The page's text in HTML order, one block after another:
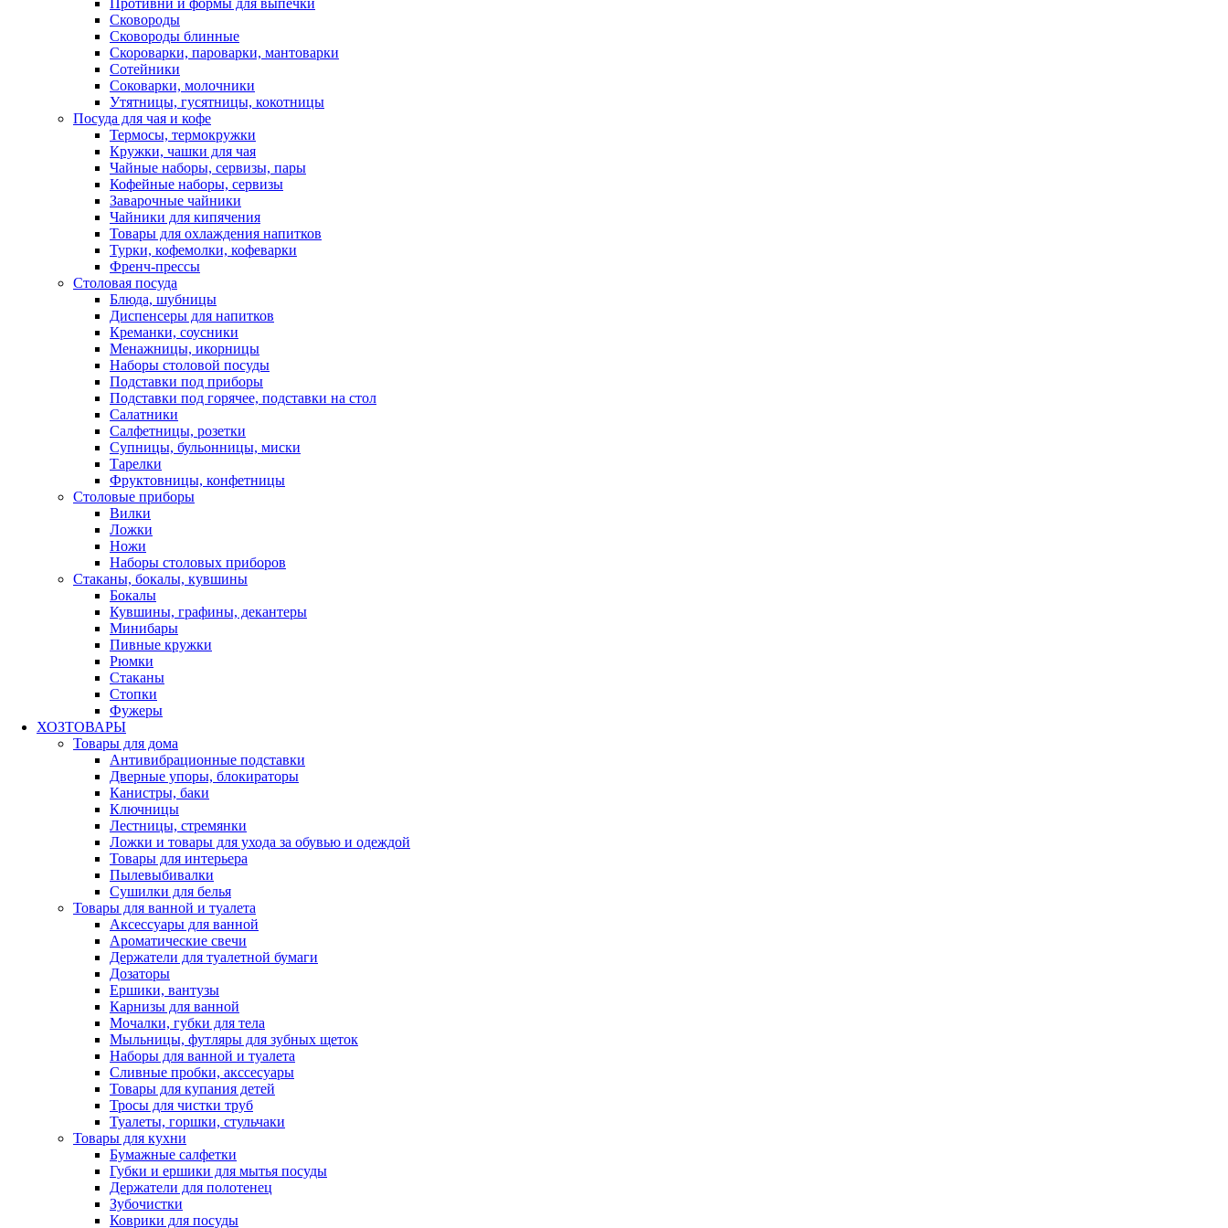
Противни и формы для выпечки
Сковороды
Сковороды блинные
Скороварки, пароварки, мантоварки
Сотейники
Соковарки, молочники
Утятницы, гусятницы, кокотницы
Посуда для чая и кофе
Термосы, термокружки
Кружки, чашки для чая
Чайные наборы, сервизы, пары
Кофейные наборы, сервизы
Заварочные чайники
Чайники для кипячения
Товары для охлаждения напитков
Турки, кофемолки, кофеварки
Френч-прессы
Столовая посуда
Блюда, шубницы
Диспенсеры для напитков
Креманки, соусники
Менажницы, икорницы
Наборы столовой посуды
Подставки под приборы
Подставки под горячее, подставки на стол
Салатники
Салфетницы, розетки
Супницы, бульонницы, миски
Тарелки
Фруктовницы, конфетницы
Столовые приборы
Вилки
Ложки
Ножи
Наборы столовых приборов
Стаканы, бокалы, кувшины
Бокалы
Кувшины, графины, декантеры
Минибары
Пивные кружки
Рюмки
Стаканы
Стопки
Фужеры
ХОЗТОВАРЫ
Товары для дома
Антивибрационные подставки
Дверные упоры, блокираторы
Канистры, баки
Ключницы
Лестницы, стремянки
Ложки и товары для ухода за обувью и одеждой
Товары для интерьера
Пылевыбивалки
Сушилки для белья
Товары для ванной и туалета
Аксессуары для ванной
Ароматические свечи
Держатели для туалетной бумаги
Дозаторы
Ершики, вантузы
Карнизы для ванной
Мочалки, губки для тела
Мыльницы, футляры для зубных щеток
Наборы для ванной и туалета
Сливные пробки, акссесуары
Товары для купания детей
Тросы для чистки труб
Туалеты, горшки, стульчаки
Товары для кухни
Бумажные салфетки
Губки и ершики для мытья посуды
Держатели для полотенец
Зубочистки
Коврики для посуды